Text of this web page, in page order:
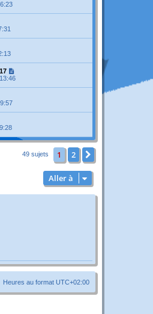
49 sujets 1 2
Aller à
Heures au format UTC+02:00